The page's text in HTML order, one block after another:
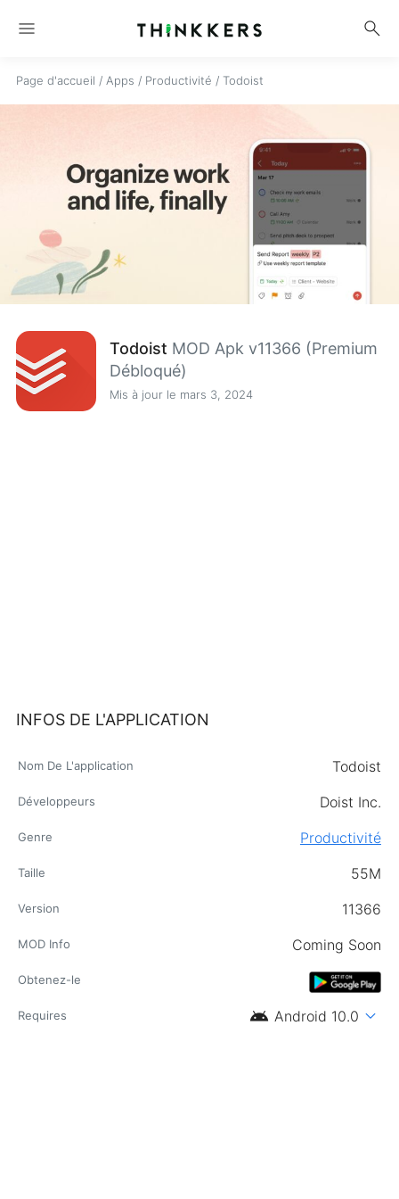
menu search
Page d'accueil / Apps / Productivité / Todoist
Todoist MOD Apk v11366 (Premium
Débloqué)
Mis à jour le mars 3, 2024
INFOS DE L'APPLICATION
Nom De L'application Todoist
Développeurs Doist Inc.
Genre Productivité
Taille 55M
Version 11366
MOD Info Coming Soon
Obtenez-le
Requires android Android 10.0 expand_more